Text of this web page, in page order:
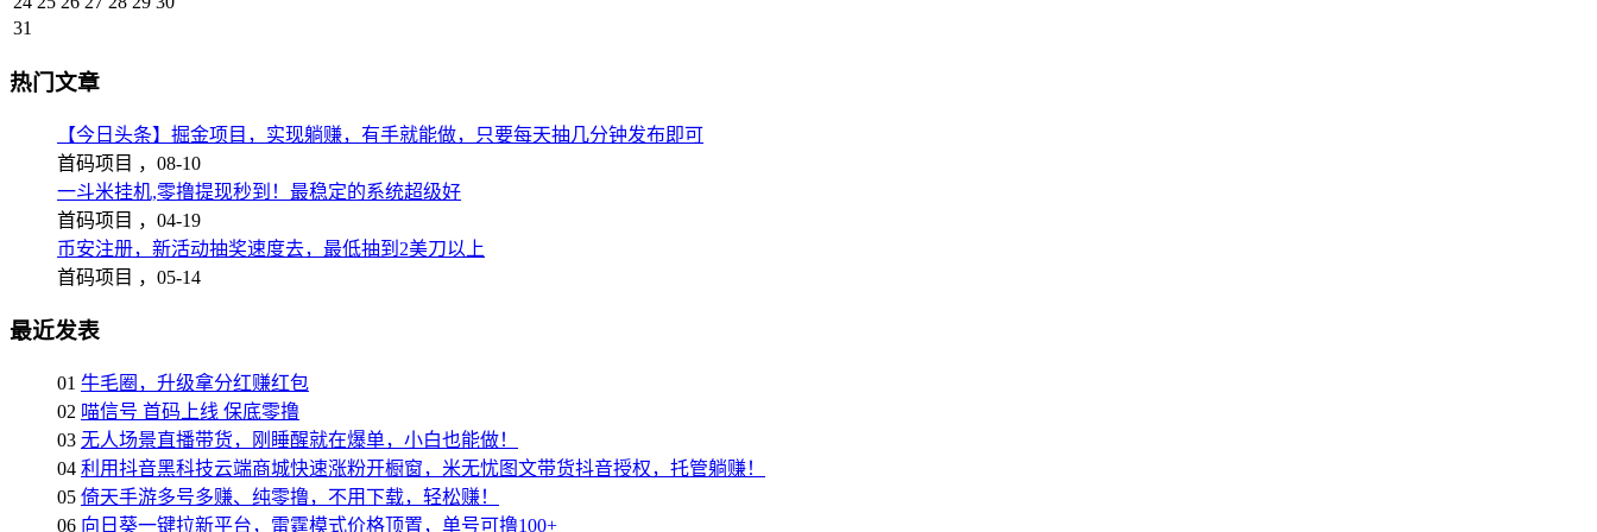
31
热门文章
【今日头条】掘金项目，实现躺赚，有手就能做，只要每天抽几分钟发布即可
首码项目 ， 08-10
一斗米挂机,零撸提现秒到！最稳定的系统超级好
首码项目 ， 04-19
币安注册，新活动抽奖速度去，最低抽到2美刀以上
首码项目 ， 05-14
最近发表
01 牛毛圈，升级拿分红赚红包
02 喵信号 首码上线 保底零撸
03 无人场景直播带货，刚睡醒就在爆单，小白也能做！
04 利用抖音黑科技云端商城快速涨粉开橱窗，米无忧图文带货抖音授权，托管躺赚！
05 倚天手游多号多赚、纯零撸，不用下载，轻松赚！
06 向日葵一键拉新平台，雷霆模式价格顶置，单号可撸100+